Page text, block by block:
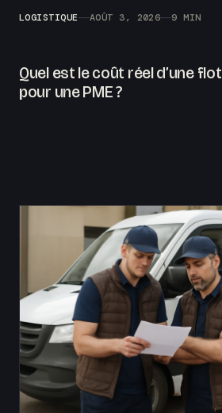
LOGISTIQUE AOÛT 3, 2026 9 MIN
Quel est le coût réel d’une
pour une PME ?